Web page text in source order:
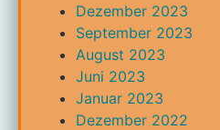
Dezember 2023
September 2023
August 2023
Juni 2023
Januar 2023
Dezember 2022